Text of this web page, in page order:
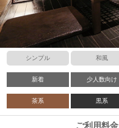
シンプル 和風
新着 少人数向け
茶系 黒系
ご利用料金